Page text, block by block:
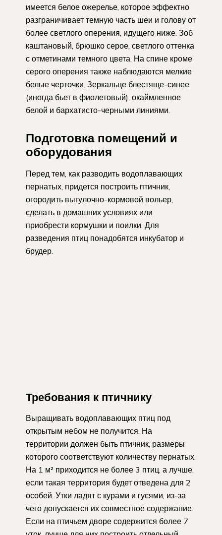
имеется белое ожерелье, которое эффектно
разграничивает темную часть шеи и голову от
более светлого оперения, идущего ниже. Зоб
каштановый, брюшко серое, светлого оттенка
с отметинами темного цвета. На спине кроме
серого оперения также наблюдаются мелкие
белые черточки. Зеркальце блестяще-синее
(иногда бьет в фиолетовый), окаймленное
белой и бархатисто-черными линиями.
Подготовка помещений и
оборудования
Перед тем, как разводить водоплавающих
пернатых, придется построить птичник,
огородить выгулочно-кормовой вольер,
сделать в домашних условиях или
приобрести кормушки и поилки. Для
разведения птиц понадобятся инкубатор и
брудер.
Требования к птичнику
Выращивать водоплавающих птиц под
открытым небом не получится. На
территории должен быть птичник, размеры
которого соответствуют количеству пернатых.
На 1 м² приходится не более 3 птиц, а лучше,
если такая территория будет отведена для 2
особей. Утки ладят с курами и гусями, из-за
чего допускается их совместное содержание.
Если на птичьем дворе содержится более 7